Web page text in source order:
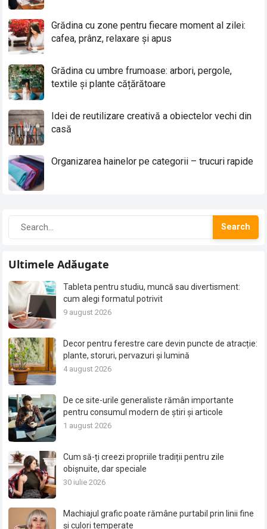
Grădina cu zone pentru fiecare moment al zilei:
cafea, prânz, relaxare și apus
Grădina cu umbre frumoase: arbori, pergole,
textile și plante cățărătoare
Idei de reutilizare creativă a obiectelor vechi din
casă
Organizarea hainelor pe categorii – trucuri rapide
Search
Ultimele Adăugate
Tableta pentru studiu, muncă sau divertisment:
cum alegi formatul potrivit
9 august 2026
Decor pentru ferestre care devin puncte de atracție:
plante, storuri, pervazuri și lumină
4 august 2026
De ce site-urile generaliste rămân importante
pentru consumul modern de știri și articole
1 august 2026
Cum să-ți creezi propriile tradiții pentru zile
obișnuite, dar speciale
30 iulie 2026
Machiajul grafic poate rămâne purtabil prin linii fine
și culori temperate